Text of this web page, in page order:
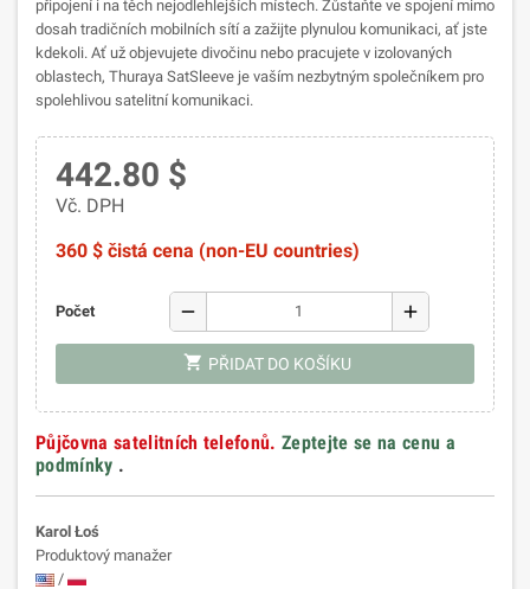
připojení i na těch nejodlehlejších místech. Zůstaňte ve spojení mimo
dosah tradičních mobilních sítí a zažijte plynulou komunikaci, ať jste
kdekoli. Ať už objevujete divočinu nebo pracujete v izolovaných
oblastech, Thuraya SatSleeve je vaším nezbytným společníkem pro
spolehlivou satelitní komunikaci.
442.80 $
Vč. DPH
360 $ čistá cena (non-EU countries)
Počet remove add
shopping_cart PŘIDAT DO KOŠÍKU
Půjčovna satelitních telefonů. Zeptejte se na cenu a
podmínky .
Karol Łoś
Produktový manažer
/